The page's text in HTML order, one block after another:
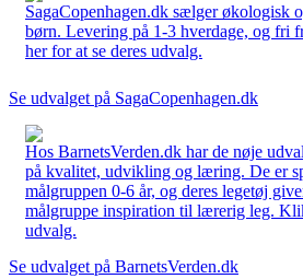
SagaCopenhagen.dk sælger økologisk
børn. Levering på 1-3 hverdage, og fri
her for at se deres udvalg.
Se udvalget på SagaCopenhagen.dk
Hos BarnetsVerden.dk har de nøje
på kvalitet, udvikling og læring. De er
målgruppen 0-6 år, og deres legetøj
målgruppe inspiration til lærerig leg.
udvalg.
Se udvalget på BarnetsVerden.dk